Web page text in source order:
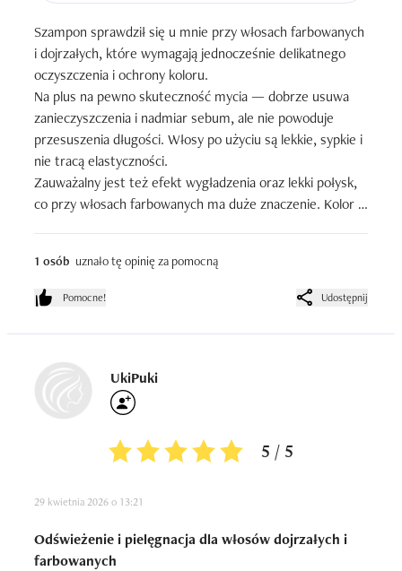
Szampon sprawdził się u mnie przy włosach farbowanych
i dojrzałych, które wymagają jednocześnie delikatnego
oczyszczenia i ochrony koloru.
Na plus na pewno skuteczność mycia — dobrze usuwa
zanieczyszczenia i nadmiar sebum, ale nie powoduje
przesuszenia długości. Włosy po użyciu są lekkie, sypkie i
nie tracą elastyczności.
Zauważalny jest też efekt wygładzenia oraz lekki połysk,
co przy włosach farbowanych ma duże znaczenie. Kolor
standardowym, a nawet lekko lepszym poziomie.
Szampon dobrze się pieni i jest wydajny. Formuła nie
obciąża włosów ani skóry głowy, nie zauważyłam
podrażnień.
farbowanych — szczególnie dla osób szukających
równowagi między oczyszczaniem a delikatnością.
1 osób uznało tę opinię za pomocną
Pomocne! Udostępnij
UkiPuki
5 / 5
29 kwietnia 2026 o 13:21
Odświeżenie i pielęgnacja dla włosów dojrzałych i
farbowanych